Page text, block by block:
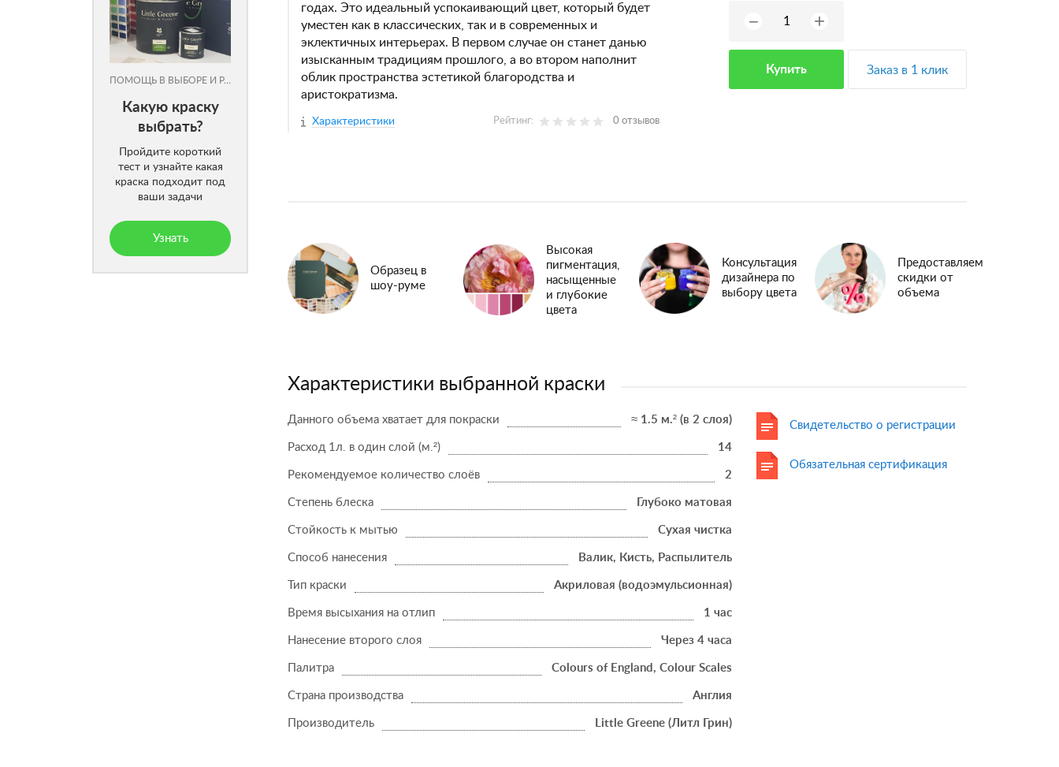
ПОМОЩЬ В ВЫБОРЕ И РАСЧЕТЕ
Какую краску
выбрать?
Пройдите короткий
тест и узнайте какая
краска подходит под
ваши задачи
Узнать
годах. Это идеальный успокаивающий цвет, который будет
уместен как в классических, так и в современных и
эклектичных интерьерах. В первом случае он станет данью
изысканным традициям прошлого, а во втором наполнит
облик пространства эстетикой благородства и
аристократизма.
Характеристики Рейтинг: 0 отзывов
− +
Купить Заказ в 1 клик
Образец в
шоу-руме
Высокая
пигментация,
насыщенные
и глубокие
цвета
Консультация
дизайнера по
выбору цвета
Предоставляем
скидки от
объема
Характеристики выбранной краски
Данного объема хватает для покраски ≈ 1.5 м.² (в 2 слоя)
Расход 1л. в один слой (м.²) 14
Рекомендуемое количество слоёв 2
Степень блеска Глубоко матовая
Стойкость к мытью Сухая чистка
Способ нанесения Валик, Кисть, Распылитель
Тип краски Акриловая (водоэмульсионная)
Время высыхания на отлип 1 час
Нанесение второго слоя Через 4 часа
Палитра Colours of England, Colour Scales
Страна производства Англия
Производитель Little Greene (Литл Грин)
Свидетельство о регистрации
Обязательная сертификация